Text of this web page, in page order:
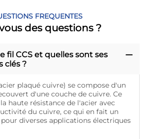
FREQUENTES
des questions ?
fil CCS et quelles sont ses
clés ?
plaqué cuivre) se compose d'un
d'une couche de cuivre. Ce
haute résistance de l'acier avec
du cuivre, ce qui en fait un
diverses applications électriques